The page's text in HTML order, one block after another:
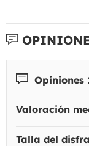
Opiniones
Valoración
Talla del